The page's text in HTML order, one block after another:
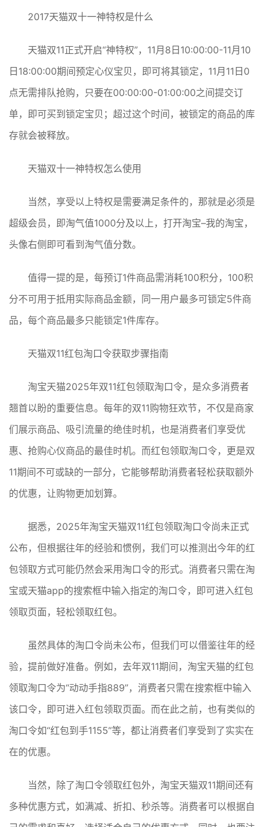
2017天猫双十一神特权是什么
天猫双11正式开启“神特权”，11月8日10:00:00-11月10
日18:00:00期间预定心仪宝贝，即可将其锁定，11月11日0
点无需排队抢购，只要在00:00:00-01:00:00之间提交订
单，即可买到锁定宝贝；超过这个时间，被锁定的商品的库
存就会被释放。
天猫双十一神特权怎么使用
当然，享受以上特权是需要满足条件的，那就是必须是
超级会员，即淘气值1000分及以上，打开淘宝–我的淘宝，
头像右侧即可看到淘气值分数。
值得一提的是，每预订1件商品需消耗100积分，100积
分不可用于抵用实际商品金额，同一用户最多可锁定5件商
品，每个商品最多只能锁定1件库存。
天猫双11红包淘口令获取步骤指南
淘宝天猫2025年双11红包领取淘口令，是众多消费者
翘首以盼的重要信息。每年的双11购物狂欢节，不仅是商家
们展示商品、吸引流量的绝佳时机，也是消费者们享受优
惠、抢购心仪商品的最佳时机。而红包领取淘口令，更是双
11期间不可或缺的一部分，它能够帮助消费者轻松获取额外
的优惠，让购物更加划算。
据悉，2025年淘宝天猫双11红包领取淘口令尚未正式
公布，但根据往年的经验和惯例，我们可以推测出今年的红
包领取方式可能仍然会采用淘口令的形式。消费者只需在淘
宝或天猫app的搜索框中输入指定的淘口令，即可进入红包
领取页面，轻松领取红包。
虽然具体的淘口令尚未公布，但我们可以借鉴往年的经
验，提前做好准备。例如，去年双11期间，淘宝天猫的红包
领取淘口令为“动动手指889”，消费者只需在搜索框中输入
该口令，即可进入红包领取页面。而在此之前，也有类似的
淘口令如“红包到手1155”等，都让消费者们享受到了实实在
在的优惠。
当然，除了淘口令领取红包外，淘宝天猫双11期间还有
多种优惠方式，如满减、折扣、秒杀等。消费者可以根据自